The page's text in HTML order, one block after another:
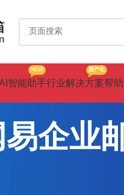
智能助手
NEW
行业解决方案
国产化
帮
易企业